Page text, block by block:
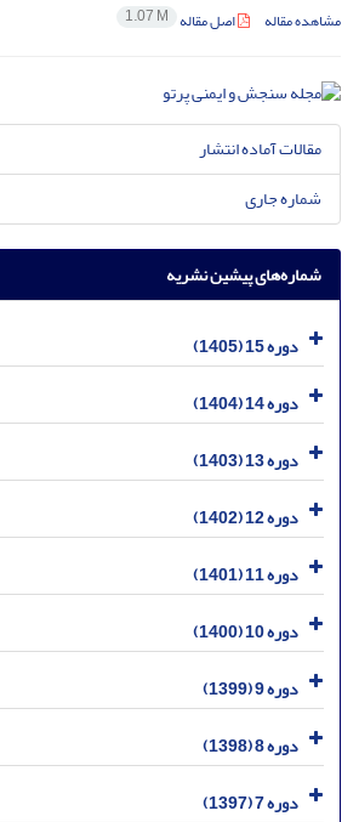
مشاهده مقاله اصل مقاله 1.07 M
مقالات آماده انتشار
شماره جاری
شماره‌های پیشین نشریه
دوره 15 (1405)
دوره 14 (1404)
دوره 13 (1403)
دوره 12 (1402)
دوره 11 (1401)
دوره 10 (1400)
دوره 9 (1399)
دوره 8 (1398)
دوره 7 (1397)